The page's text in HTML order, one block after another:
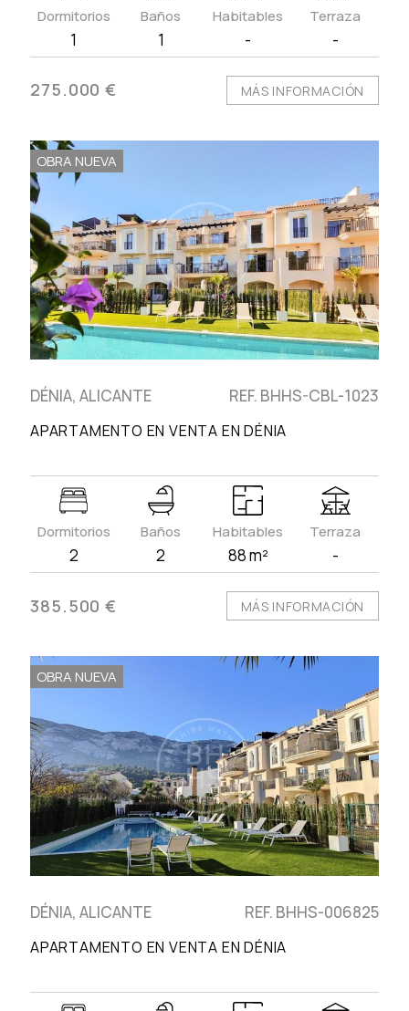
Dormitorios
1
Baños
1
Habitables
-
Terraza
-
275.000 € MÁS INFORMACIÓN
OBRA NUEVA
DÉNIA, ALICANTE REF. BHHS-CBL-1023
APARTAMENTO EN VENTA EN DÉNIA
Dormitorios
2
Baños
2
Habitables
88 m²
Terraza
-
385.500 € MÁS INFORMACIÓN
OBRA NUEVA
DÉNIA, ALICANTE REF. BHHS-006825
APARTAMENTO EN VENTA EN DÉNIA